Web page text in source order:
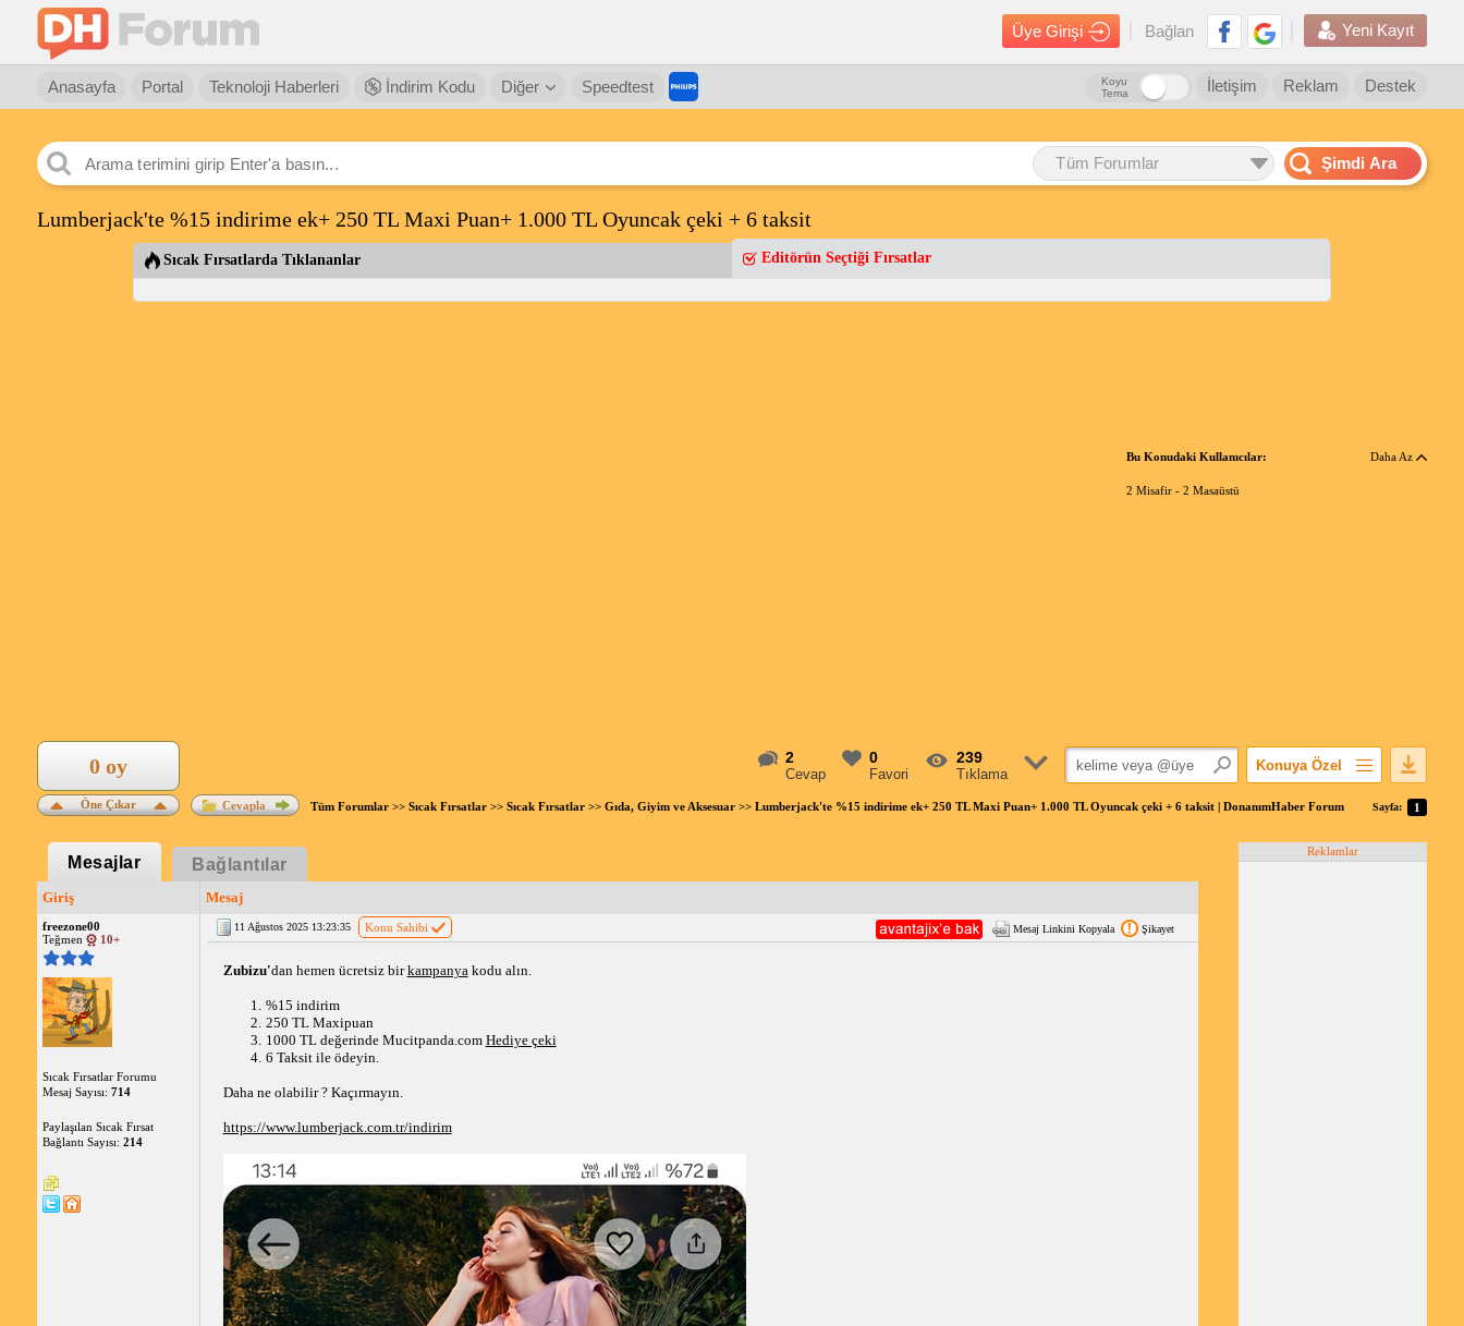
Üye Girişi Bağlan Yeni Kayıt
Anasayfa Portal Teknoloji Haberleri İndirim Kodu Diğer Speedtest Destek
Reklam
İletişim
Koyu
Tema
Tüm Forumlar Şimdi Ara
Lumberjack'te %15 indirime ek+ 250 TL Maxi Puan+ 1.000 TL Oyuncak çeki + 6 taksit
Sıcak Fırsatlarda Tıklananlar Editörün Seçtiği Fırsatlar
Bu Konudaki Kullanıcılar: Daha Az
2 Misafir - 2 Masaüstü
2
Cevap
0
Favori
239
Tıklama
Konuya Özel
Popüler Mesajlar
Öne Çıkar
0 oy
Cevapla Tüm Forumlar>> Sıcak Fırsatlar>> Sıcak Fırsatlar>> Gıda, Giyim ve Aksesuar>> Lumberjack'te %15 indirime ek+ 250 TL Maxi Puan+ 1.000 TL Oyuncak çeki + 6 taksit | DonanımHaber Forum Sayfa: 1
Mesajlar Bağlantılar
Giriş Mesaj
freezone00
Teğmen
10+
Sıcak Fırsatlar Forumu
Mesaj Sayısı: 714
Paylaşılan Sıcak Fırsat
Bağlantı Sayısı: 214
11 Ağustos 2025 13:23:35 Konu Sahibi Mesaj Linkini Kopyala Şikayet
Zubizu'dan hemen ücretsiz bir kampanya kodu alın.
%15 indirim
250 TL Maxipuan
1000 TL değerinde Mucitpanda.com Hediye çeki
6 Taksit ile ödeyin.
Daha ne olabilir ? Kaçırmayın.
https://www.lumberjack.com.tr/indirim
Reklamlar